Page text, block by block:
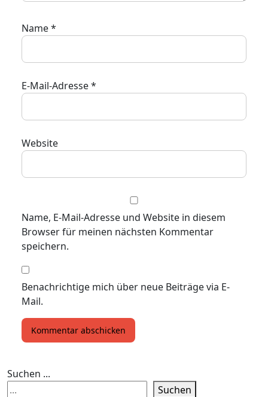
Name*
E-Mail-Adresse*
Website
Name, E-Mail-Adresse und Website in diesem
Browser für meinen nächsten Kommentar
speichern.
Benachrichtige mich über neue Beiträge via E-
Mail.
Suchen ...
Suchen